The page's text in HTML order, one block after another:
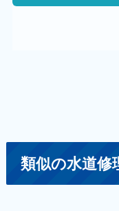
類似の水道修